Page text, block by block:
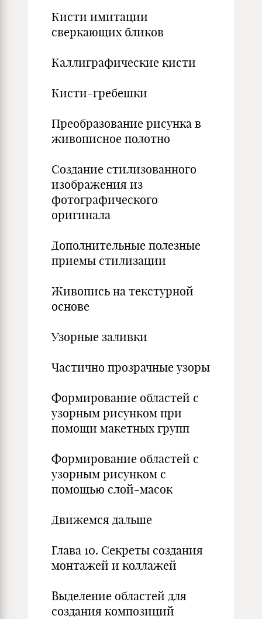
Кисти имитации
сверкающих бликов
Каллиграфические кисти
Кисти-гребешки
Преобразование рисунка в
живописное полотно
Создание стилизованного
изображения из
фотографического
оригинала
Дополнительные полезные
приемы стилизации
Живопись на текстурной
основе
Узорные заливки
Частично прозрачные узоры
Формирование областей с
узорным рисунком при
помощи макетных групп
Формирование областей с
узорным рисунком с
помощью слой-масок
Движемся дальше
Глава 10. Секреты создания
монтажей и коллажей
Выделение областей для
создания композиций